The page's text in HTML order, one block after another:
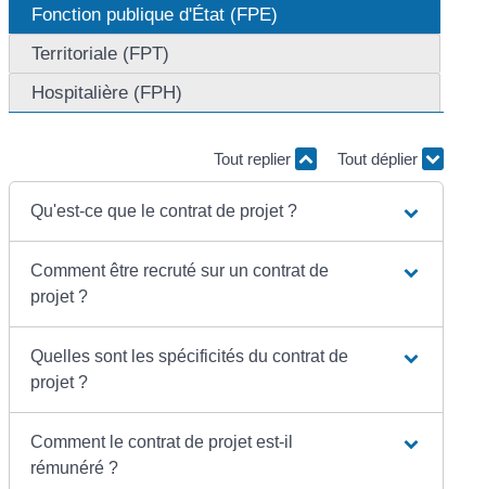
Fonction publique d'État (FPE)
Territoriale (FPT)
Hospitalière (FPH)
Tout replier Tout déplier
Qu'est-ce que le contrat de projet ?
Comment être recruté sur un contrat de
projet ?
Quelles sont les spécificités du contrat de
projet ?
Comment le contrat de projet est-il
rémunéré ?